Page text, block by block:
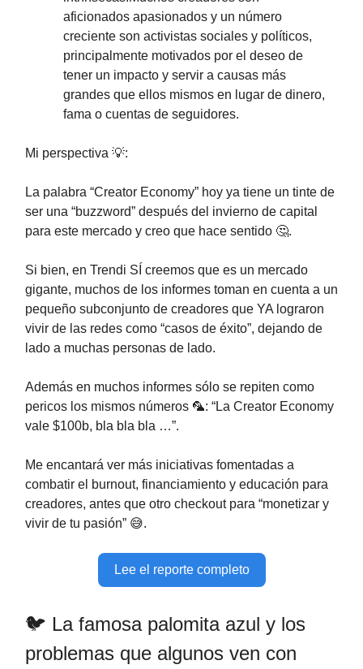
aficionados apasionados y un número
creciente son activistas sociales y políticos,
principalmente motivados por el deseo de
tener un impacto y servir a causas más
grandes que ellos mismos en lugar de dinero,
fama o cuentas de seguidores.
Mi perspectiva 💡:
La palabra “Creator Economy” hoy ya tiene un tinte de
ser una “buzzword” después del invierno de capital
para este mercado y creo que hace sentido 🤔.
Si bien, en Trendi SÍ creemos que es un mercado
gigante, muchos de los informes toman en cuenta a un
pequeño subconjunto de creadores que YA lograron
vivir de las redes como “casos de éxito”, dejando de
lado a muchas personas de lado.
Además en muchos informes sólo se repiten como
pericos los mismos números 🦜: “La Creator Economy
vale $100b, bla bla bla …”.
Me encantará ver más iniciativas fomentadas a
combatir el burnout, financiamiento y educación para
creadores, antes que otro checkout para “monetizar y
vivir de tu pasión” 😅.
Lee el reporte completo
🐦 La famosa palomita azul y los
problemas que algunos ven con